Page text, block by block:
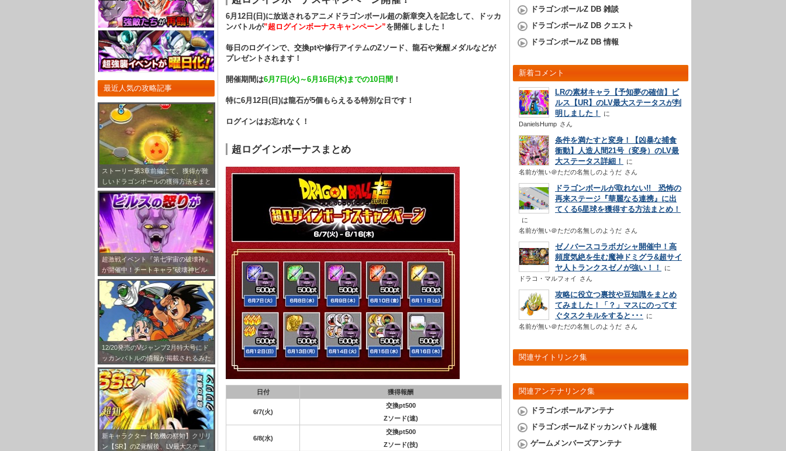
最近人気の攻略記事
ストーリー第3章前編にて、獲得が難
しいドラゴンボールの獲得方法をまと
めてみました！
超激戦イベント『第七宇宙の破壊神』
が開催中！チートキャラ”破壊神ビル
ス”をドッカン覚醒させよう！
12/20発売のVジャンプ2月特大号にド
ッカンバトルの情報が掲載されるみた
いだぞ！
新キャラクター【危機の察知】クリリ
ン【SR】のZ覚醒後、LV最大ステー
6月12日(日)に放送されるアニメドラゴンボール超の新章突入を記念して、ドッカ
ンバトルが”超ログインボーナスキャンペーン”を開催しました！
毎日のログインで、交換ptや修行アイテムのZソード、龍石や覚醒メダルなどが
プレゼントされます！
開催期間は6月7日(火)～6月16日(木)までの10日間 ！
特に6月12日(日)は龍石が5個もらえるる特別な日です！
ログインはお忘れなく！
超ログインボーナスまとめ
日付 獲得報酬
6/7(火)
交換pt500
Zソード(速)
6/8(水)
交換pt500
Zソード(技)
ドラゴンボールZ DB 雑談
ドラゴンボールZ DB クエスト
ドラゴンボールZ DB 情報
新着コメント
LRの素材キャラ【予知夢の確信】ビ
ルス【UR】のLV最大ステータスが判
明しました！
DanielsHump さん
条件を満たすと変身！【凶暴な捕食
衝動】人造人間21号（変身）のLV最
大ステータス詳細！
名前が無い＠ただの名無しのようだ さん
ドラゴンボールが取れない!! 恐怖の
再来ステージ『華麗なる連携』に出
てくる6星球を獲得する方法まとめ！
名前が無い＠ただの名無しのようだ さん
ゼノバースコラボガシャ開催中！高
頻度気絶を生む魔神ドミグラ&超サイ
ヤ人トランクスゼノが強い！！
ドラコ・マルフォイ さん
攻略に役立つ裏技や豆知識をまとめ
てみました！「？」マスにのってす
ぐタスクキルをすると･･･
名前が無い＠ただの名無しのようだ さん
関連サイトリンク集
関連アンテナリンク集
ドラゴンボールアンテナ
ドラゴンボールZドッカンバトル速報
ゲームメンバーズアンテナ